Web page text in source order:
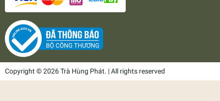
Copyright © 2026 Trà Hùng Phát. | All rights reserved